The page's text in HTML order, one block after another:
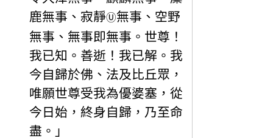
鹿無事、寂靜Ⓤ無事、空野
無事、無事即無事。世尊！
我已知。善逝！我已解。我
今自歸於佛、法及比丘眾，
唯願世尊受我為優婆塞，從
今日始，終身自歸，乃至命
盡。」